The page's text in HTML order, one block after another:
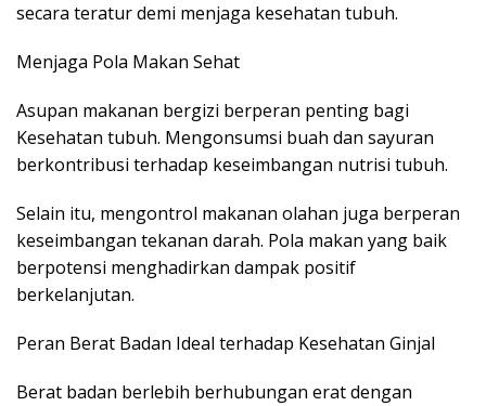
secara teratur demi menjaga kesehatan tubuh.
Menjaga Pola Makan Sehat
Asupan makanan bergizi berperan penting bagi
Kesehatan tubuh. Mengonsumsi buah dan sayuran
berkontribusi terhadap keseimbangan nutrisi tubuh.
Selain itu, mengontrol makanan olahan juga berperan
keseimbangan tekanan darah. Pola makan yang baik
berpotensi menghadirkan dampak positif
berkelanjutan.
Peran Berat Badan Ideal terhadap Kesehatan Ginjal
Berat badan berlebih berhubungan erat dengan